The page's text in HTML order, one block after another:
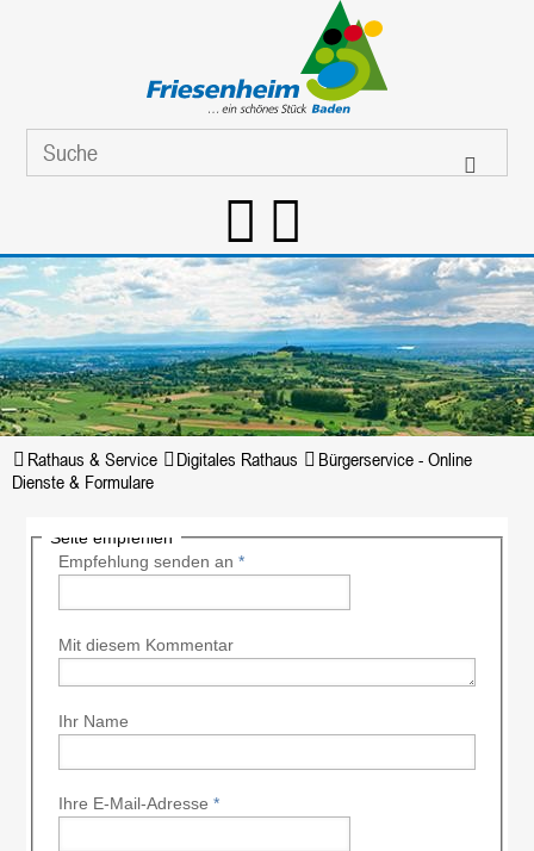
Rathaus & Service Digitales Rathaus
Bürgerservice - Online
Dienste & Formulare
Seite empfehlen
Empfehlung senden an *
Mit diesem Kommentar
Ihr Name
Ihre E-Mail-Adresse *